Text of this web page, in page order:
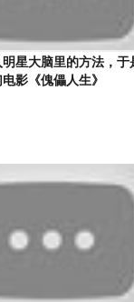
明星大脑里的方法，
影《傀儡人生》